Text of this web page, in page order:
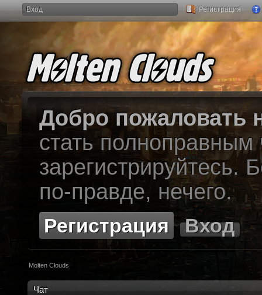
Вход Регистрация
Добро пожаловать
стать
зарегистрируйтесь.
по-правде, нечего.
Регистрация Вход
Molten Clouds
Чат